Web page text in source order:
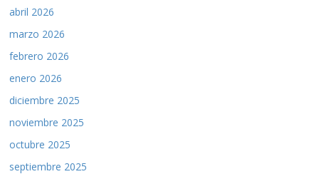
abril 2026
marzo 2026
febrero 2026
enero 2026
diciembre 2025
noviembre 2025
octubre 2025
septiembre 2025